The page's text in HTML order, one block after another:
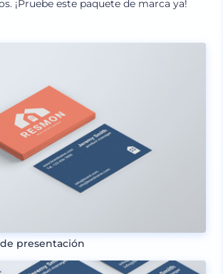
¡Pruebe este paquete de marca ya!
presentación